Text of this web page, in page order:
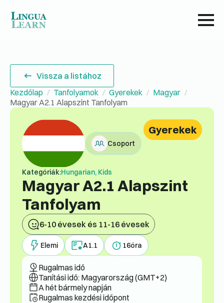
Vissza a listához
Kezdőlap
Tanfolyamok Gyerekek
Magyar
Magyar A2.1 Alapszint Tanfolyam
Csoport
Kategóriák:Hungarian, Kids
Magyar A2.1 Alapszint
Tanfolyam
6-10 évesek és 11-16 évesek
Gyerekek
Elemi A1.1 16óra
Rugalmas idő
Tanítási idő: Magyarország (GMT+2)
A hét bármely napján
Rugalmas kezdési időpont